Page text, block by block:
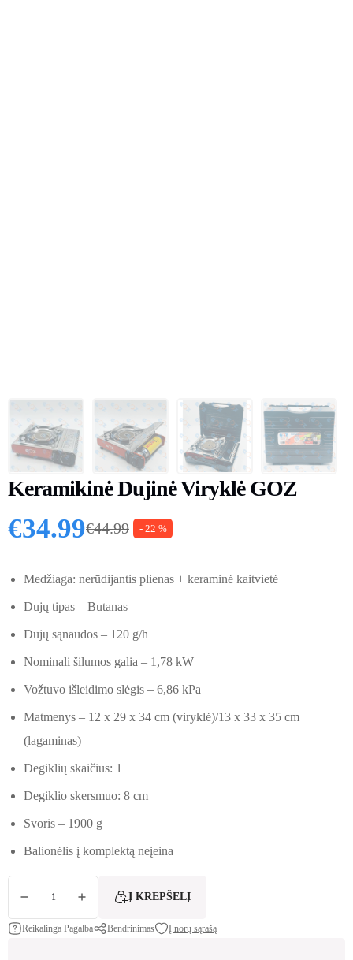
Keramikinė Dujinė Viryklė GOZ
€44.99
Original price was: €44.99.
€34.99
Current price is: €34.99.
- 22 %
Medžiaga: nerūdijantis plienas + keraminė kaitvietė
Dujų tipas – Butanas
Dujų sąnaudos – 120 g/h
Nominali šilumos galia – 1,78 kW
Vožtuvo išleidimo slėgis – 6,86 kPa
Matmenys – 12 x 29 x 34 cm (viryklė)/13 x 33 x 35 cm
(lagaminas)
Degiklių skaičius: 1
Degiklio skersmuo: 8 cm
Svoris – 1900 g
Balionėlis į komplektą neįeina
Į KREPŠELĮ
Reikalinga Pagalba Bendrinimas Į norų sąrašą